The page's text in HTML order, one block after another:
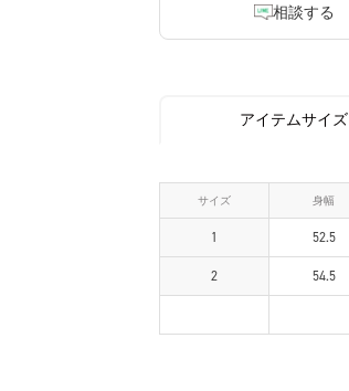
相談する
アイテムサイズ
サイズ 身幅
1 52.5
2 54.5